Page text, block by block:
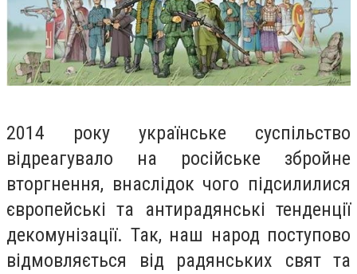
2014 року українське суспільство
відреагувало на російське збройне
вторгнення, внаслідок чого підсилилися
європейські та антирадянські тенденції
декомунізації. Так, наш народ поступово
відмовляється від радянських свят та